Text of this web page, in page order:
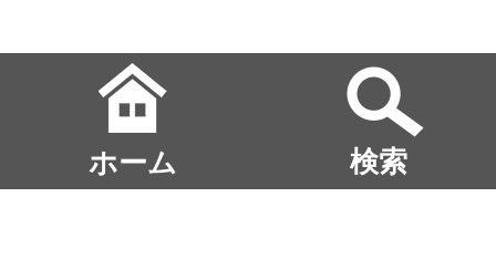
ホーム 検索